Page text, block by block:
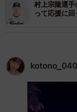
村上宗隆選
って応援に